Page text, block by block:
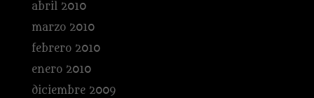
abril 2010
marzo 2010
febrero 2010
enero 2010
diciembre 2009